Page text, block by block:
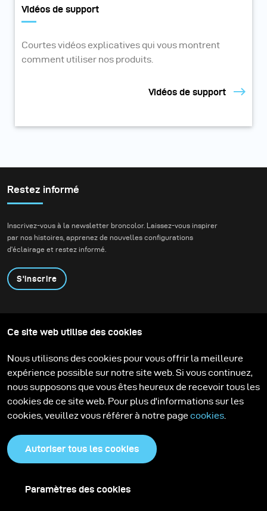
Vidéos de support
Courtes vidéos explicatives qui vous montrent
comment utiliser nos produits.
Vidéos de support
Restez informé
Inscrivez-vous à la newsletter broncolor. Laissez-vous inspirer
par nos histoires, apprenez de nouvelles configurations
d'éclairage et restez informé.
S'inscrire
Contactez-nous
Technologies
Support
Carrière
Media Center
Ce site web utilise des cookies
Nous utilisons des cookies pour vous offrir la meilleure
expérience possible sur notre site web. Si vous continuez,
nous supposons que vous êtes heureux de recevoir tous les
cookies de ce site web. Pour plus d'informations sur les
cookies, veuillez vous référer à notre page cookies
Autoriser tous les cookies
Paramètres des cookies